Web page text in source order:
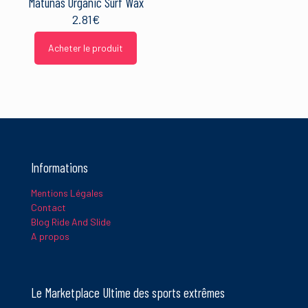
2.81€
Acheter le produit
Informations
Mentions Légales
Contact
Blog Ride And Slide
A propos
Le Marketplace Ultime des sports extrêmes